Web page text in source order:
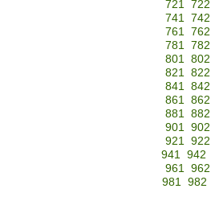
721 722
741 742
761 762
781 782
801 802
821 822
841 842
861 862
881 882
901 902
921 922
941 942
961 962
981 982